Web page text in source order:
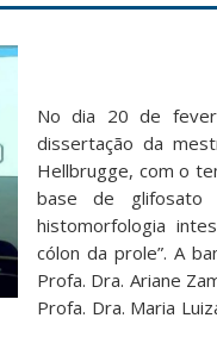
No dia 20 de
dissertação da
Hellbrugge, com o
base de glifosato
histomorfologia
cólon da prole”. A
Profa. Dra. Ariane
Profa. Dra. Maria